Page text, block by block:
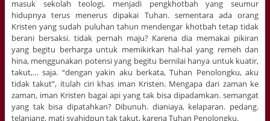
masuk sekolah teologi, menjadi pengkhotbah yang seumur
hidupnya terus menerus dipakai Tuhan. sementara ada orang
Kristen yang sudah puluhan tahun mendengar khotbah tetap tidak
berani bersaksi. tidak pernah maju? Karena dia memakai pikiran
yang begitu berharga untuk memikirkan hal-hal yang remeh dan
hina, menggunakan potensi yang begitu bernilai hanya untuk kuatir,
takut,… saja. “dengan yakin aku berkata, Tuhan Penolongku, aku
tidak takut”, itulah ciri khas iman Kristen. Mengapa dari zaman ke
zaman, iman Kristen bagai api yang tak bisa dipadamkan. semangat
yang tak bisa dipatahkan? Dibunuh. dianiaya, kelaparan. pedang.
telanjang, mati syahidpun tak takut, karena Tuhan Penolongku.